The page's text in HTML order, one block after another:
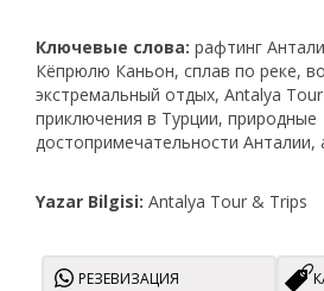
Ключевые слова: рафтинг
Кёпрюлю Каньон, сплав по реке,
экстремальный отдых, Antalya
приключения в Турции, природные
достопримечательности Анталии,
Yazar Bilgisi: Antalya Tour & Trips
РЕЗЕВИЗАЦИЯ